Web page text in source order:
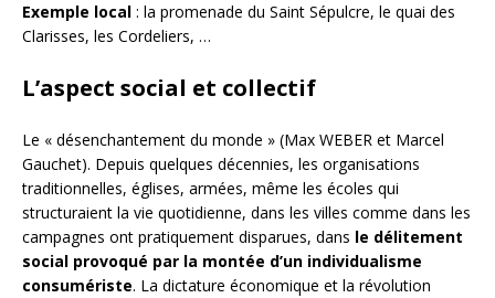
Exemple local : la promenade du Saint Sépulcre, le quai des
Clarisses, les Cordeliers, …
L’aspect social et collectif
Le « désenchantement du monde » (Max WEBER et Marcel
Gauchet). Depuis quelques décennies, les organisations
traditionnelles, églises, armées, même les écoles qui
structuraient la vie quotidienne, dans les villes comme dans les
campagnes ont pratiquement disparues, dans le délitement
social provoqué par la montée d’un individualisme
consumériste. La dictature économique et la révolution